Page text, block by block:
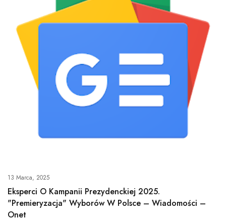
13 Marca, 2025
Eksperci O Kampanii Prezydenckiej 2025.
"Premieryzacja" Wyborów W Polsce – Wiadomości –
Onet